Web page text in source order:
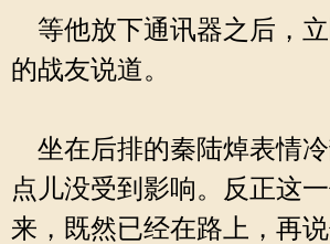
等他放下通讯器之后，
的战友说道。
坐在后排的秦陆焯表情
点儿没受到影响。反正这
来，既然已经在路上，再